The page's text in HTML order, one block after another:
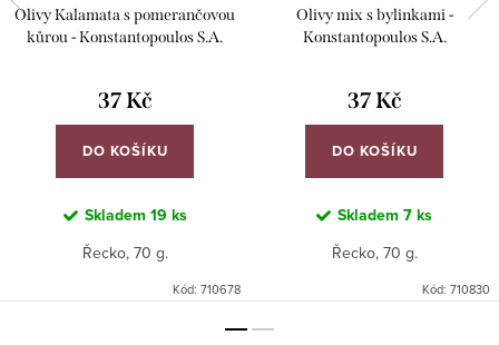
Olivy Kalamata s pomerančovou
kůrou - Konstantopoulos S.A.
37 Kč
DO KOŠÍKU
Skladem 19 ks
Řecko, 70 g.
Kód: 710678
Olivy mix s bylinkami -
Konstantopoulos S.A.
37 Kč
DO KOŠÍKU
Skladem 7 ks
Řecko, 70 g.
Kód: 710830